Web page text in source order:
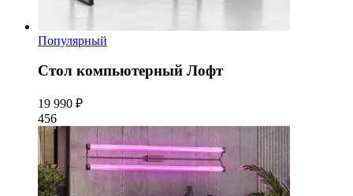
Популярный
Стол компьютерный Лофт
19 990 ₽
456